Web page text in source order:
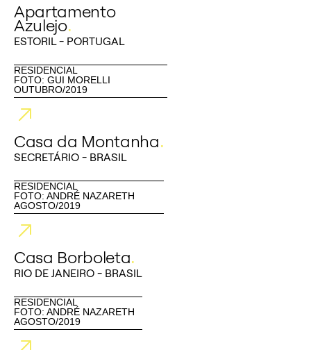
Apartamento
Azulejo.
ESTORIL - PORTUGAL
RESIDENCIAL
FOTO: GUI MORELLI
OUTUBRO/2019
Casa da Montanha.
SECRETÁRIO - BRASIL
RESIDENCIAL
FOTO: ANDRÉ NAZARETH
AGOSTO/2019
Casa Borboleta.
RIO DE JANEIRO - BRASIL
RESIDENCIAL
FOTO: ANDRÉ NAZARETH
AGOSTO/2019